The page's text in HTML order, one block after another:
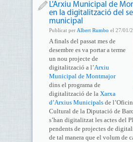
L'Arxiu Municipal de
en la digitalització del
municipal
Publicat per Albert Rumbo el 27/01/
A finals del passat mes de
desembre es va portar a terme
un nou projecte de
digitalització a l’Arxiu
Municipal de Montmajor
dins el programa de
digitalització de la Xarxa
d’Arxius Municipalsde
Cultural de la Diputació de
s’han digitalitzat les actes del
pendents de projectes de
de tal manera que el volum de